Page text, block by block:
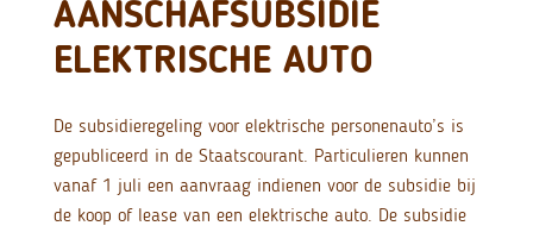
AANSCHAFSUBSIDIE
ELEKTRISCHE AUTO
De subsidieregeling voor elektrische personenauto’s is
gepubliceerd in de Staatscourant. Particulieren kunnen
vanaf 1 juli een aanvraag indienen voor de subsidie bij
de koop of lease van een elektrische auto. De subsidie